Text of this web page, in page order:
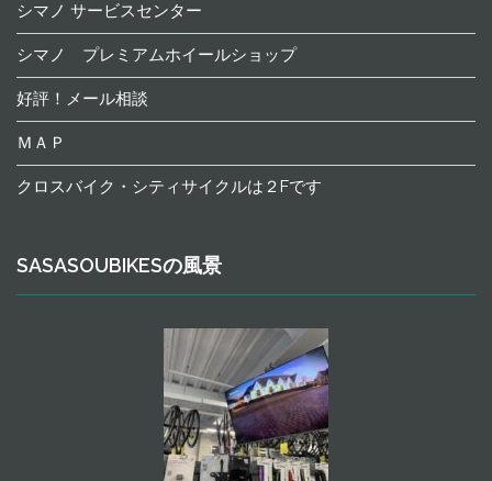
シマノ サービスセンター
シマノ プレミアムホイールショップ
好評！メール相談
ＭＡＰ
クロスバイク・シティサイクルは２Fです
SASASOUBIKESの風景